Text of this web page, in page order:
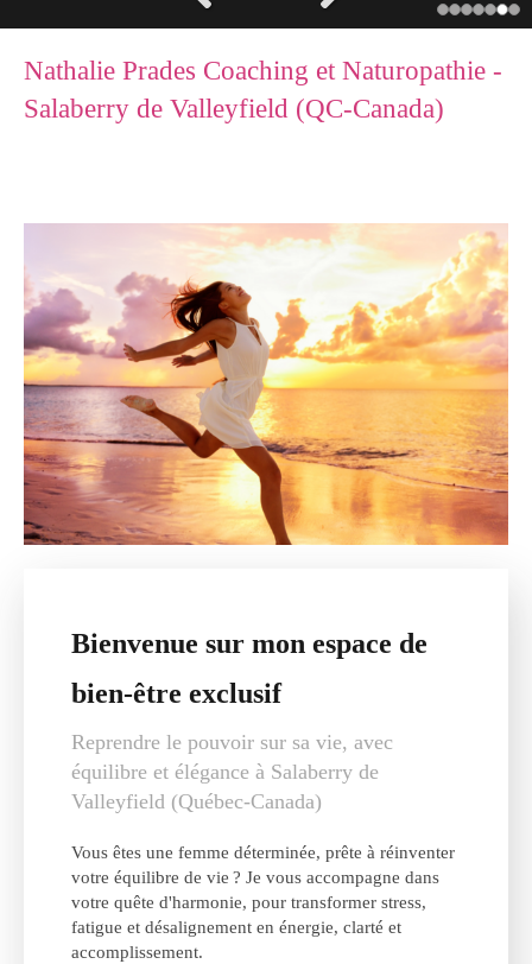
Nathalie Prades Coaching et Naturopathie -
Salaberry de Valleyfield (QC-Canada)
Bienvenue sur mon espace de
bien-être exclusif
Reprendre le pouvoir sur sa vie, avec
équilibre et élégance à Salaberry de
Valleyfield (Québec-Canada)
Vous êtes une femme déterminée, prête à réinventer
votre équilibre de vie ? Je vous accompagne dans
votre quête d'harmonie, pour transformer stress,
fatigue et désalignement en énergie, clarté et
accomplissement.